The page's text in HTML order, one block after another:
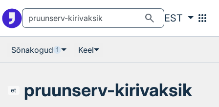
search EST apps
Sõnakogud 1 Keel
et pruunserv-kirivaksik